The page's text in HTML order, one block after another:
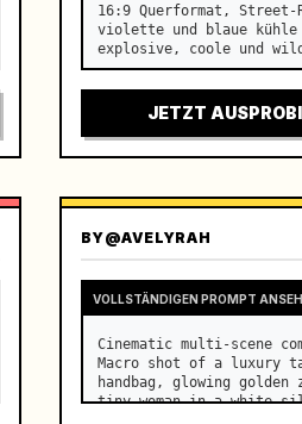
16:9 Querformat, Street-
violette und blaue kühle
explosive, coole und
JETZT
BY@AVELYRAH
VOLLSTÄNDIGEN PROMPT
Cinematic multi-scene
Macro shot of a luxury
handbag, glowing golden
tiny woman in a white